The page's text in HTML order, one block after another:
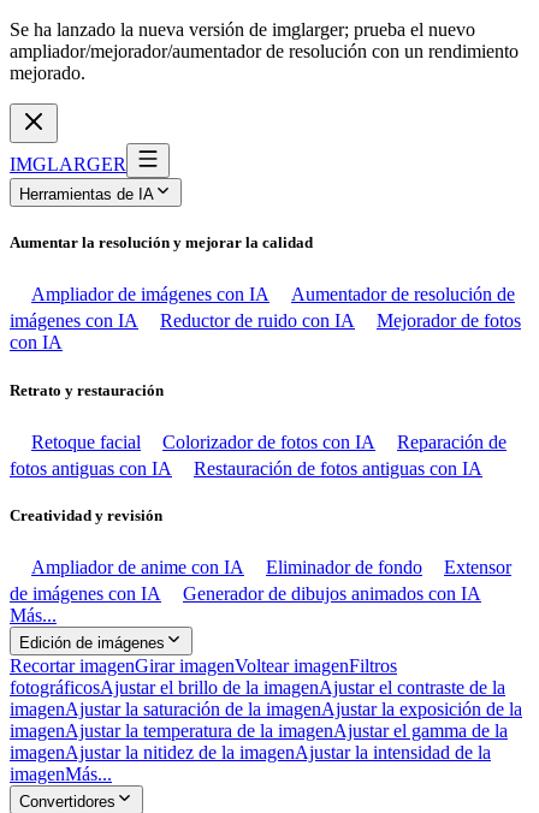
Se ha lanzado la nueva versión de imglarger; prueba el nuevo
ampliador/mejorador/aumentador de resolución con un rendimiento
mejorado.
IMGLARGER
Herramientas de IA
Aumentar la resolución y mejorar la calidad
Ampliador de imágenes con IA
Aumentador de resolución de
imágenes con IA
Reductor de ruido con IA
Mejorador de fotos
con IA
Retrato y restauración
Retoque facial Colorizador de fotos con IA
Reparación de
fotos antiguas con IA
Restauración de fotos antiguas con IA
Creatividad y revisión
Ampliador de anime con IA Eliminador de fondo
Extensor
de imágenes con IA
Generador de dibujos animados con IA
Más...
Edición de imágenes
Recortar imagenGirar imagenVoltear imagenFiltros
fotográficosAjustar el brillo de la imagenAjustar el contraste de la
imagenAjustar la saturación de la imagenAjustar la exposición de la
imagenAjustar la temperatura de la imagenAjustar el gamma de la
imagenAjustar la nitidez de la imagenAjustar la intensidad de la
imagenMás...
Convertidores